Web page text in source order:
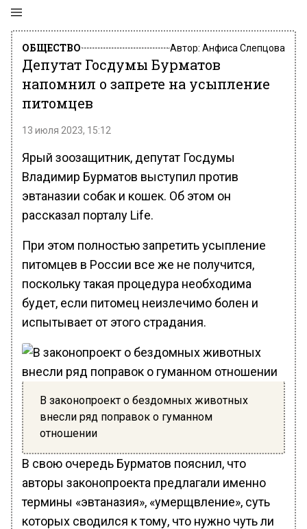
ОБЩЕСТВО Автор: Анфиса Слепцова
Депутат Госдумы Бурматов
напомнил о запрете на усыпление
питомцев
13 июля 2023, 15:12
Ярый зоозащитник, депутат Госдумы
Владимир Бурматов выступил против
эвтаназии собак и кошек. Об этом он
рассказал порталу Life.
При этом полностью запретить усыпление
питомцев в России все же не получится,
поскольку такая процедура необходима
будет, если питомец неизлечимо болен и
испытывает от этого страдания.
В законопроект о бездомных животных
внесли ряд поправок о гуманном
отношении
В свою очередь Бурматов пояснил, что
авторы законопроекта предлагали именно
термины «эвтаназия», «умерщвление», суть
которых сводился к тому, что нужно чуть ли